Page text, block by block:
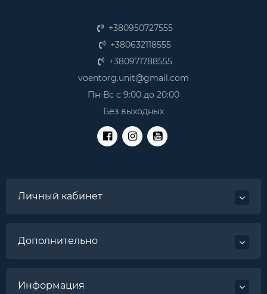
+380950727555
+380632118555
+380971788555
voentorg.unit@gmail.com
Пн-Вс с 9:00 до 20:00
Без выходных
Личный кабинет
Дополнительно
Информация